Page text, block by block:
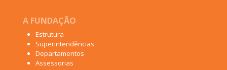
A FUNDAÇÃO
Estrutura
Superintendências
Departamentos
Assessorias